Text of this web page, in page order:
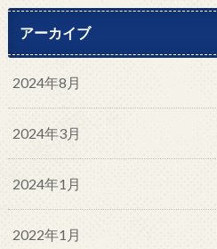
アーカイブ
2024年8月
2024年3月
2024年1月
2022年1月